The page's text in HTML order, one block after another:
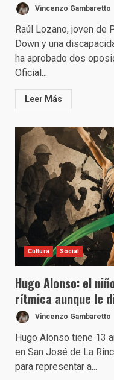
Vincenzo Gambaretto
Raúl Lozano, joven de
Down y una
ha aprobado dos
Oficial...
Leer Más
Cultura Social
Hugo Alonso: el
rítmica aunque le
Vincenzo Gambaretto
Hugo Alonso tiene 13
en San José de La
para representar a...